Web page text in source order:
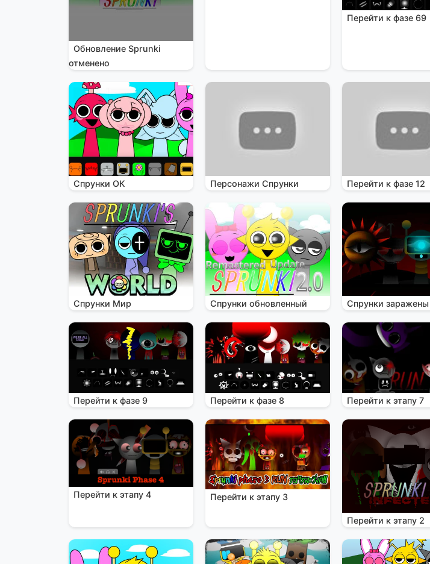
Обновление Sprunki
отменено
Перейти к фазе 69
Спрунки ОК Персонажи Спрунки Перейти к фазе 12
Спрунки Мир Спрунки обновленный Спрунки заражены
Перейти к фазе 9 Перейти к фазе 8 Перейти к этапу 7
Перейти к этапу 4 Перейти к этапу 3
Перейти к этапу 2